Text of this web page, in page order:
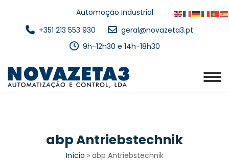
Automoção Industrial
+351 213 553 930
geral@novazeta3.pt
9h-12h30 e 14h-18h30
abp Antriebstechnik
Início » abp Antriebstechnik